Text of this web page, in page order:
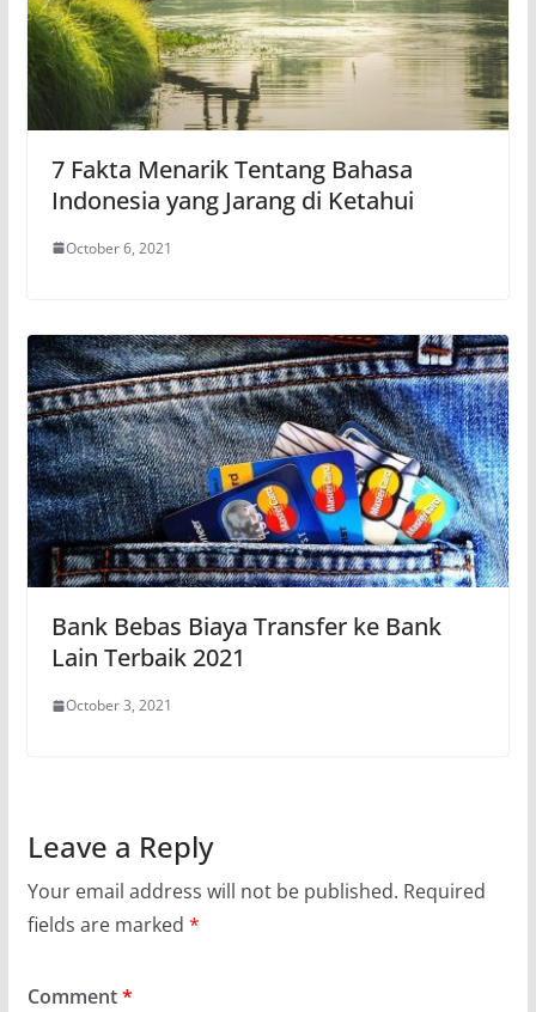
7 Fakta Menarik Tentang Bahasa
Indonesia yang Jarang di Ketahui
October 6, 2021
Bank Bebas Biaya Transfer ke Bank
Lain Terbaik 2021
October 3, 2021
Leave a Reply
Your email address will not be published. Required
fields are marked *
Comment*